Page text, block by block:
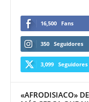
16,500 Fans
350 Seguidores
3,099 Seguidores
«AFRODISIACO»